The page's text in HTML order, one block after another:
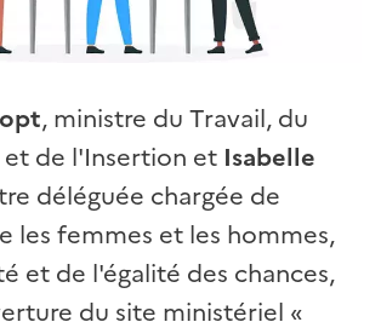
, ministre du Travail, du
et de l'Insertion et Isabelle
déléguée chargée de
les femmes et les hommes,
et de l'égalité des chances,
du site ministériel «